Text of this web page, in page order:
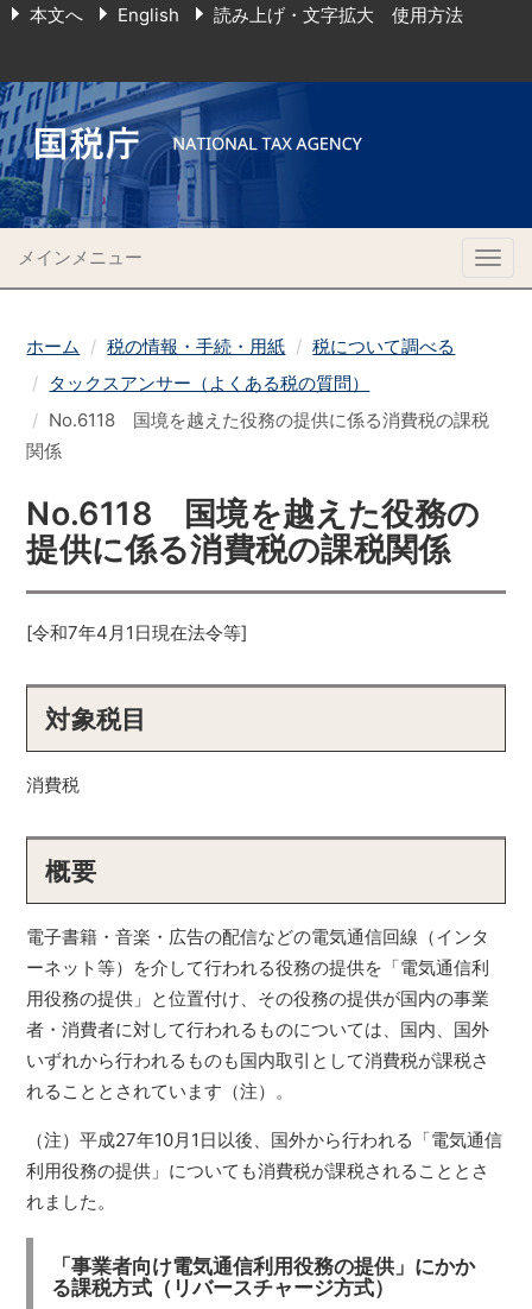
本文へ English 読み上げ・文字拡大 使用方法
メインメニュー
ホーム 税の情報・手続・用紙
税について調べる
タックスアンサー（よくある税の質問）
No.6118 国境を越えた役務の提供に係る消費税の課税
関係
No.6118 国境を越えた役務の
提供に係る消費税の課税関係
[令和7年4月1日現在法令等]
対象税目
消費税
概要
電子書籍・音楽・広告の配信などの電気通信回線（インタ
ーネット等）を介して行われる役務の提供を「電気通信利
用役務の提供」と位置付け、その役務の提供が国内の事業
者・消費者に対して行われるものについては、国内、国外
いずれから行われるものも国内取引として消費税が課税さ
れることとされています（注）。
（注）平成27年10月1日以後、国外から行われる「電気通信
利用役務の提供」についても消費税が課税されることとさ
れました。
「事業者向け電気通信利用役務の提供」にかか
る課税方式（リバースチャージ方式）